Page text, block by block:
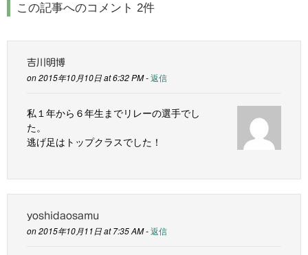
この記事へのコメント 2件
吉川明博
on 2015年10月10日 at 6:32 PM -返信
私１年から６年生までリレーの選手でし
た。
逃げ足はトップクラスでした！
yoshidaosamu
on 2015年10月11日 at 7:35 AM -返信